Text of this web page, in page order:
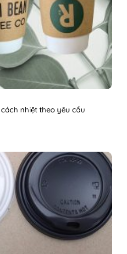
nhiệt theo yêu cầu